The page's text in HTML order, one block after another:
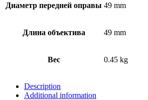
Диаметр передней оправы 49 mm
Длина объектива 49 mm
Вес 0.45 kg
Description
Additional information